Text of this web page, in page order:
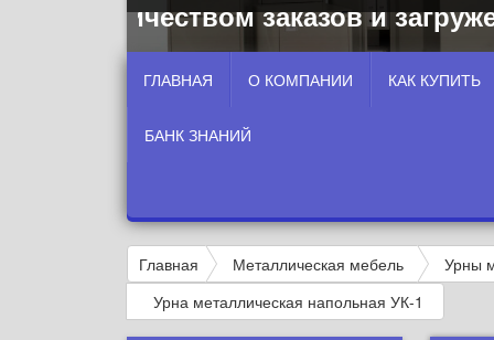
количеством заказов и
ГЛАВНАЯ О КОМПАНИИ КАК КУПИТЬ
БАНК ЗНАНИЙ
Главная Металлическая мебель
Урны
Урна металлическая напольная УК-1